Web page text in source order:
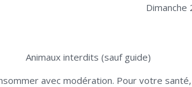
Animaux interdits (sauf guide)
avec modération. Pour votre